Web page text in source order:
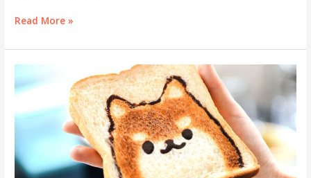
Healthy
Recipes
for
Your
Pets
Read More »